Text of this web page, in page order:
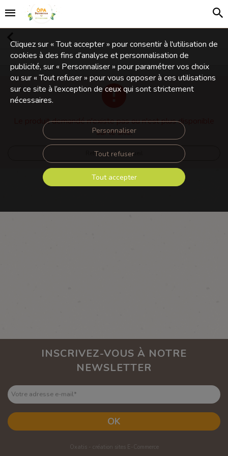
Le produit demandé n'existe pas ou n'est plus disponible
sur le site.
Retourner à l'accueil
Cliquez sur « Tout accepter » pour consentir à l'utilisation de
cookies à des fins d’analyse et personnalisation de
publicité, sur « Personnaliser » pour paramétrer vos choix
ou sur « Tout refuser » pour vous opposer à ces utilisations
sur ce site à l’exception de ceux qui sont strictement
nécessaires.
Personnaliser
Tout refuser
Tout accepter
INSCRIVEZ-VOUS À NOTRE
NEWSLETTER
Votre adresse e-mail*
OK
Oxatis - création sites E-Commerce